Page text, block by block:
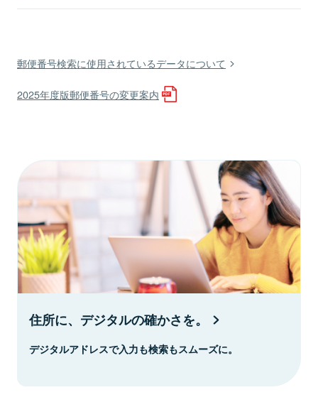
郵便番号検索に使用されているデータについて
2025年度版郵便番号の変更案内
住所に、デジタルの確かさを。
デジタルアドレスで入力も検索もスムーズに。